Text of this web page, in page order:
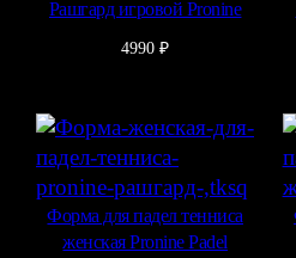
Рашгард игровой Pronine
4990₽
Форма для падел тенниса
женская Pronine Padel